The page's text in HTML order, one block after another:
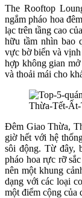
The Rooftop
ngắm pháo hoa
lạc trên tầng cao
hữu tầm nhìn bao
vực bờ biển và
hợp không gian mở
và thoải mái cho
Đêm Giao Thừa,
giờ hết với hệ
sôi động. Từ đây,
pháo hoa rực rỡ
nên một khung
dạng với các loại
một điểm cộng của